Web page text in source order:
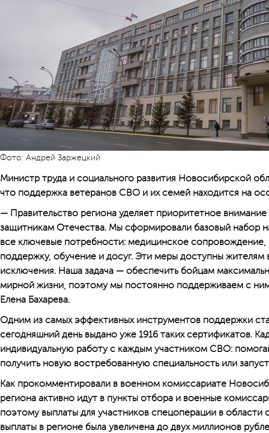
Фото: Андрей Заржецкий
Министр труда и социального развития Новосибирской
что поддержка ветеранов СВО и их семей находится на
— Правительство региона уделяет приоритетное
защитникам Отечества. Мы сформировали базовый набор
все ключевые потребности: медицинское
поддержку, обучение и досуг. Эти меры доступны жителям
исключения. Наша задача — обеспечить бойцам
мирной жизни, поэтому мы постоянно поддерживаем с
Елена Бахарева.
Одним из самых эффективных инструментов поддержки
сегодняшний день выдано уже 1916 таких сертификатов.
индивидуальную работу с каждым участником СВО:
получить новую востребованную специальность или
Как прокомментировали в военном комиссариате
региона активно идут в пункты отбора и военные
поэтому выплаты для участников спецоперации в
выплаты в регионе была увеличена до двух миллионов